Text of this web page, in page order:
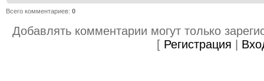
Всего комментариев: 0
Добавлять комментарии могут только
[ Регистрация |